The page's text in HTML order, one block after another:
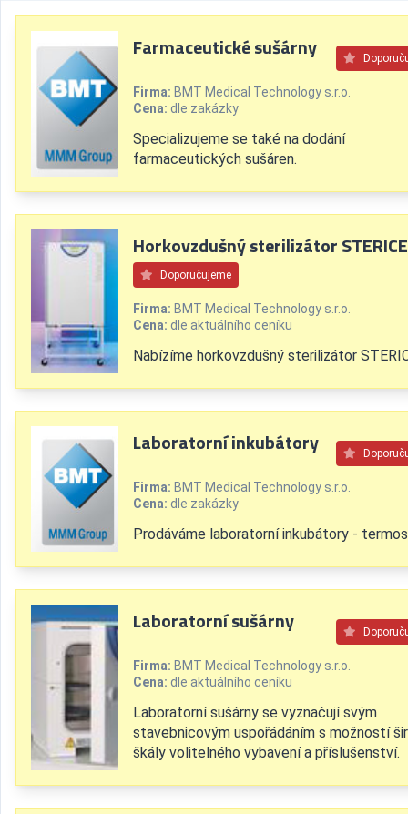
Farmaceutické sušárny
Firma: BMT Medical Technology s.r.o.
Cena: dle zakázky
Specializujeme se také na dodání
farmaceutických sušáren.
Horkovzdušný sterilizátor
Doporučujeme
Firma: BMT Medical Technology s.r.o.
Cena: dle aktuálního ceníku
Nabízíme horkovzdušný sterilizátor
Laboratorní inkubátory
Firma: BMT Medical Technology s.r.o.
Cena: dle zakázky
Prodáváme laboratorní inkubátory -
Laboratorní sušárny
Firma: BMT Medical Technology s.r.o.
Cena: dle aktuálního ceníku
Laboratorní sušárny se vyznačují svým
stavebnicovým uspořádáním s možností
škály volitelného vybavení a příslušenství.